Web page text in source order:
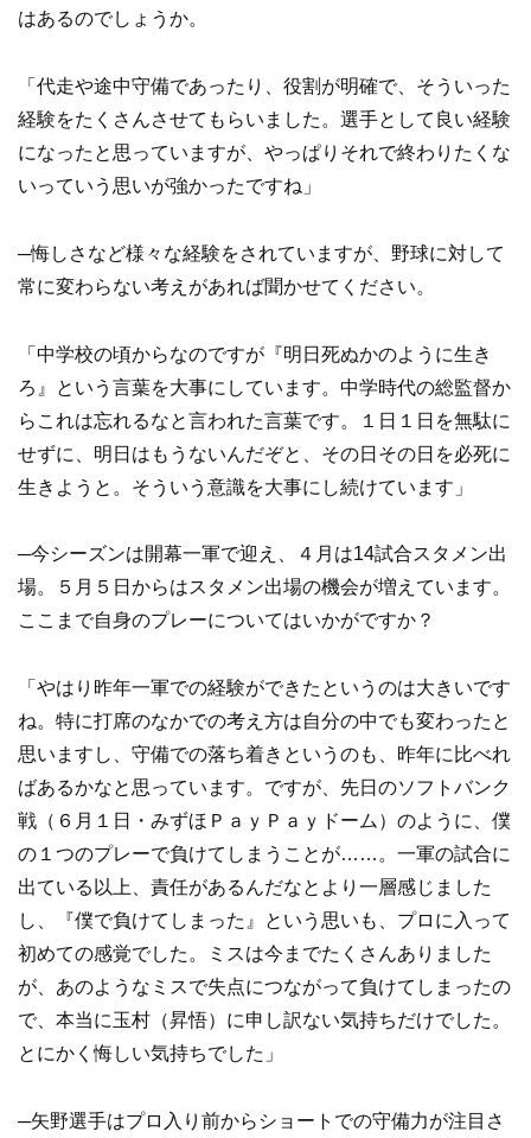
はあるのでしょうか。
「代走や途中守備であったり、役割が明確で、そういった
経験をたくさんさせてもらいました。選手として良い経験
になったと思っていますが、やっぱりそれで終わりたくな
いっていう思いが強かったですね」
─悔しさなど様々な経験をされていますが、野球に対して
常に変わらない考えがあれば聞かせてください。
「中学校の頃からなのですが『明日死ぬかのように生き
ろ』という言葉を大事にしています。中学時代の総監督か
らこれは忘れるなと言われた言葉です。１日１日を無駄に
せずに、明日はもうないんだぞと、その日その日を必死に
生きようと。そういう意識を大事にし続けています」
─今シーズンは開幕一軍で迎え、４月は14試合スタメン出
場。５月５日からはスタメン出場の機会が増えています。
ここまで自身のプレーについてはいかがですか？
「やはり昨年一軍での経験ができたというのは大きいです
ね。特に打席のなかでの考え方は自分の中でも変わったと
思いますし、守備での落ち着きというのも、昨年に比べれ
ばあるかなと思っています。ですが、先日のソフトバンク
戦（６月１日・みずほＰａｙＰａｙドーム）のように、僕
の１つのプレーで負けてしまうことが……。一軍の試合に
出ている以上、責任があるんだなとより一層感じました
し、『僕で負けてしまった』という思いも、プロに入って
初めての感覚でした。ミスは今までたくさんありました
が、あのようなミスで失点につながって負けてしまったの
で、本当に玉村（昇悟）に申し訳ない気持ちだけでした。
とにかく悔しい気持ちでした」
─矢野選手はプロ入り前からショートでの守備力が注目さ